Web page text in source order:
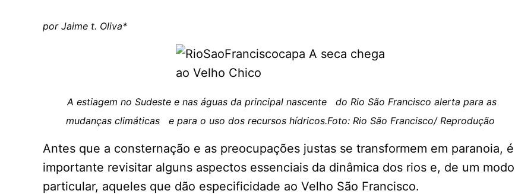
por Jaime t. Oliva*
A estiagem no Sudeste e nas águas da principal nascente do Rio São Francisco alerta para as
mudanças climáticas e para o uso dos recursos hídricos.Foto: Rio São Francisco/ Reprodução
Antes que a consternação e as preocupações justas se transformem em paranoia, é
importante revisitar alguns aspectos essenciais da dinâmica dos rios e, de um modo
particular, aqueles que dão especificidade ao Velho São Francisco.